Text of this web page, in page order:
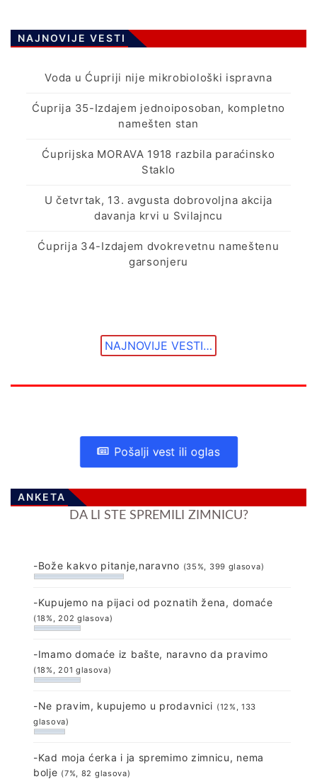
NAJNOVIJE VESTI
Voda u Ćupriji nije mikrobiološki ispravna
Ćuprija 35-Izdajem jednoiposoban, kompletno
namešten stan
Ćuprijska MORAVA 1918 razbila paraćinsko
Staklo
U četvrtak, 13. avgusta dobrovoljna akcija
davanja krvi u Svilajncu
Ćuprija 34-Izdajem dvokrevetnu nameštenu
garsonjeru
NAJNOVIJE VESTI…
Pošalji vest ili oglas
ANKETA
DA LI STE SPREMILI ZIMNICU?
-Bože kakvo pitanje,naravno (35%, 399 glasova)
-Kupujemo na pijaci od poznatih žena, domaće
(18%, 202 glasova)
-Imamo domaće iz bašte, naravno da pravimo
(18%, 201 glasova)
-Ne pravim, kupujemo u prodavnici (12%, 133
glasova)
-Kad moja ćerka i ja spremimo zimnicu, nema
bolje (7%, 82 glasova)